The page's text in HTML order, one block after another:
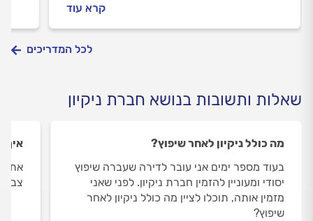
היעילים ביותר: רשתות ודוקרני נירוסטה.
קרא עוד
לכל המדריכים
שאלות ותשובות בנושא חברת ניקיון
מה כולל ניקיון לאחר שיפוץ?
בעוד מספר ימים אני עובר לדירה שעברה שיפוץ
יסודי ומעוניין להזמין חברת ניקיון. לפני שאני
מזמין אותה, תוכלו לציין מה כולל ניקיון לאחר
שיפוץ?
איך
צבע